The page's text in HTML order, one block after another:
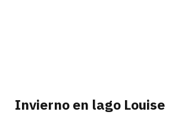
Invierno en lago Louise